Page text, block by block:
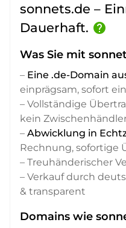
sonnets.de –
Dauerhaft. help
Was Sie mit
– Eine .de-Domain
einprägsam, sofort
– Vollständige
kein
– Abwicklung in
Rechnung, sofortige
– Treuhänderischer
– Verkauf durch
& transparent
Domains wie